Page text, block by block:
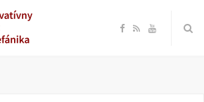
F R Y